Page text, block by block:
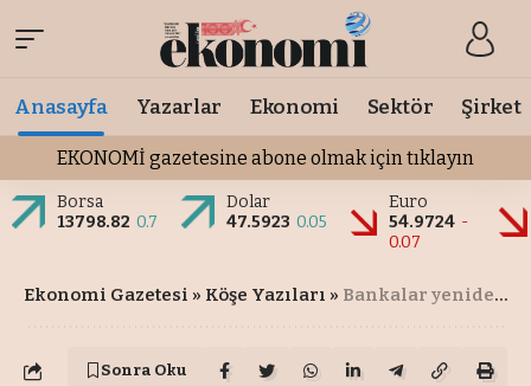
Anasayfa Yazarlar Ekonomi Sektör Şirket
EKONOMİ gazetesine abone olmak için tıklayın
Borsa
13798.82 0.7
Dolar
47.5923 0.05
Euro
54.9724 -
0.07
Ekonomi Gazetesi » Köşe Yazıları » Bankalar yeniden canlandı günlük hareketler güçlü
Sonra Oku